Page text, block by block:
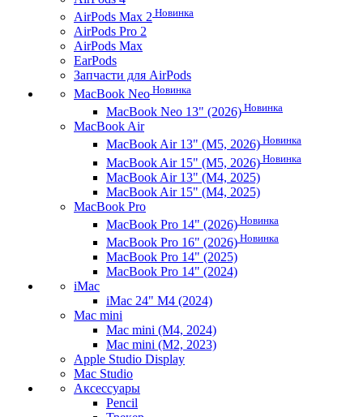
AirPods Max 2 Новинка
AirPods Pro 2
AirPods Max
EarPods
Запчасти для AirPods
MacBook Neo Новинка
MacBook Neo 13" (2026) Новинка
MacBook Air
MacBook Air 13" (M5, 2026) Новинка
MacBook Air 15" (M5, 2026) Новинка
MacBook Air 13" (M4, 2025)
MacBook Air 15" (M4, 2025)
MacBook Pro
MacBook Pro 14" (2026) Новинка
MacBook Pro 16" (2026) Новинка
MacBook Pro 14" (2025)
MacBook Pro 14" (2024)
iMac
iMac 24" M4 (2024)
Mac mini
Mac mini (M4, 2024)
Mac mini (M2, 2023)
Apple Studio Display
Mac Studio
Аксессуары
Pencil